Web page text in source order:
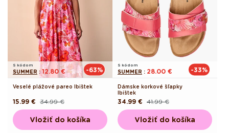
S kódom
SUMMER :12.80 € -63%
Veselé plážové pareo Ibištek
Pôvodná
cena
34.99 €
Akciová
cena
15.99 €
Vložiť do košíka
S kódom
SUMMER : 28.00 € -33%
Dámske korkové šľapky
Ibištek
Pôvodná
cena
41.99 €
Akciová
cena
34.99 €
Vložiť do košíka